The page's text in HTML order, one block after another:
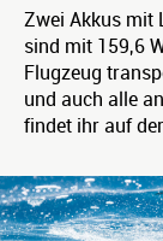
Zwei Akkus mit
sind mit 159,6
Flugzeug
und auch alle
findet ihr auf